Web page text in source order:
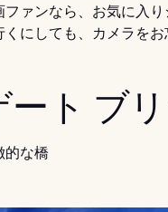
ァンなら、お気に入
にしても、カメラをお
ート ブ
的な橋